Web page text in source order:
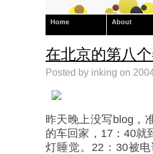
Home About
在北京的第八
Posted by inking on
昨天晚上没写blog，
的车回家，17：40就
灯睡觉。22：30被